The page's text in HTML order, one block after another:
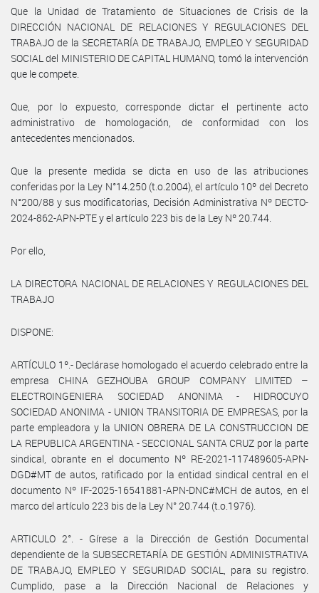
Que la Unidad de Tratamiento de Situaciones de Crisis de la
DIRECCIÓN NACIONAL DE RELACIONES Y REGULACIONES DEL
TRABAJO de la SECRETARÍA DE TRABAJO, EMPLEO Y SEGURIDAD
SOCIAL del MINISTERIO DE CAPITAL HUMANO, tomó la intervención
que le compete.
Que, por lo expuesto, corresponde dictar el pertinente acto
administrativo de homologación, de conformidad con los
antecedentes mencionados.
Que la presente medida se dicta en uso de las atribuciones
conferidas por la Ley N°14.250 (t.o.2004), el artículo 10º del Decreto
N°200/88 y sus modificatorias, Decisión Administrativa Nº DECTO-
2024-862-APN-PTE y el artículo 223 bis de la Ley Nº 20.744.
Por ello,
LA DIRECTORA NACIONAL DE RELACIONES Y REGULACIONES DEL
TRABAJO
DISPONE:
ARTÍCULO 1º.- Declárase homologado el acuerdo celebrado entre la
empresa CHINA GEZHOUBA GROUP COMPANY LIMITED –
ELECTROINGENIERA SOCIEDAD ANONIMA - HIDROCUYO
SOCIEDAD ANONIMA - UNION TRANSITORIA DE EMPRESAS, por la
parte empleadora y la UNION OBRERA DE LA CONSTRUCCION DE
LA REPUBLICA ARGENTINA - SECCIONAL SANTA CRUZ por la parte
sindical, obrante en el documento Nº RE-2021-117489605-APN-
DGD#MT de autos, ratificado por la entidad sindical central en el
documento Nº IF-2025-16541881-APN-DNC#MCH de autos, en el
marco del artículo 223 bis de la Ley N° 20.744 (t.o.1976).
ARTICULO 2°. - Gírese a la Dirección de Gestión Documental
dependiente de la SUBSECRETARÍA DE GESTIÓN ADMINISTRATIVA
DE TRABAJO, EMPLEO Y SEGURIDAD SOCIAL, para su registro.
Cumplido, pase a la Dirección Nacional de Relaciones y